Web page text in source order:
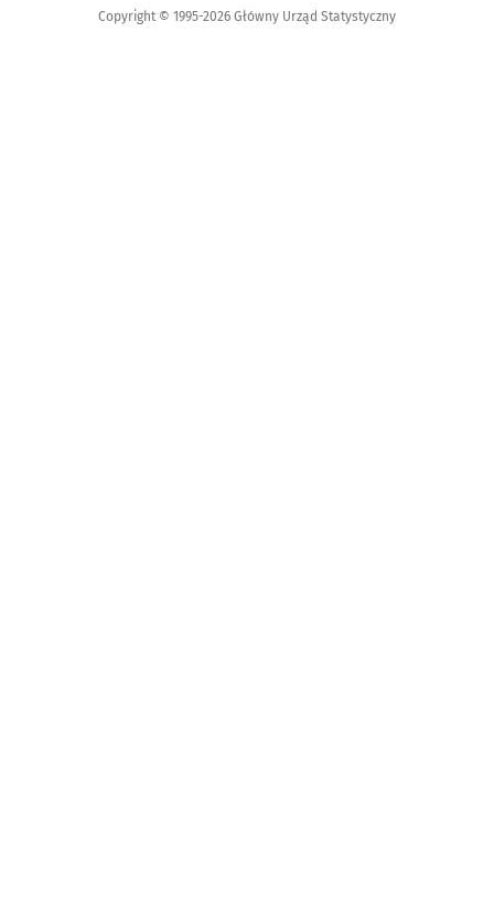
Copyright © 1995-2026 Główny Urząd Statystyczny